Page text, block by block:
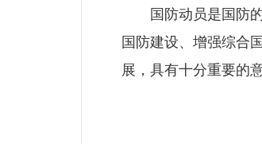
国防动员是国防的
国防建设、增强综合
展，具有十分重要的意